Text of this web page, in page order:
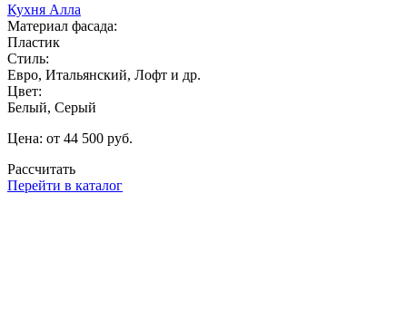
Кухня Алла
Материал фасада:
Пластик
Стиль:
Евро, Итальянский, Лофт и др.
Цвет:
Белый, Серый
Цена: от 44 500 руб.
Рассчитать
Перейти в каталог